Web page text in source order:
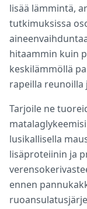
lisää lämmintä,
tutkimuksissa
hitaammin kuin
keskilämmöllä
rapeilla reunoilla
Tarjoile ne
lusikallisella
lisäproteiinin ja
ennen